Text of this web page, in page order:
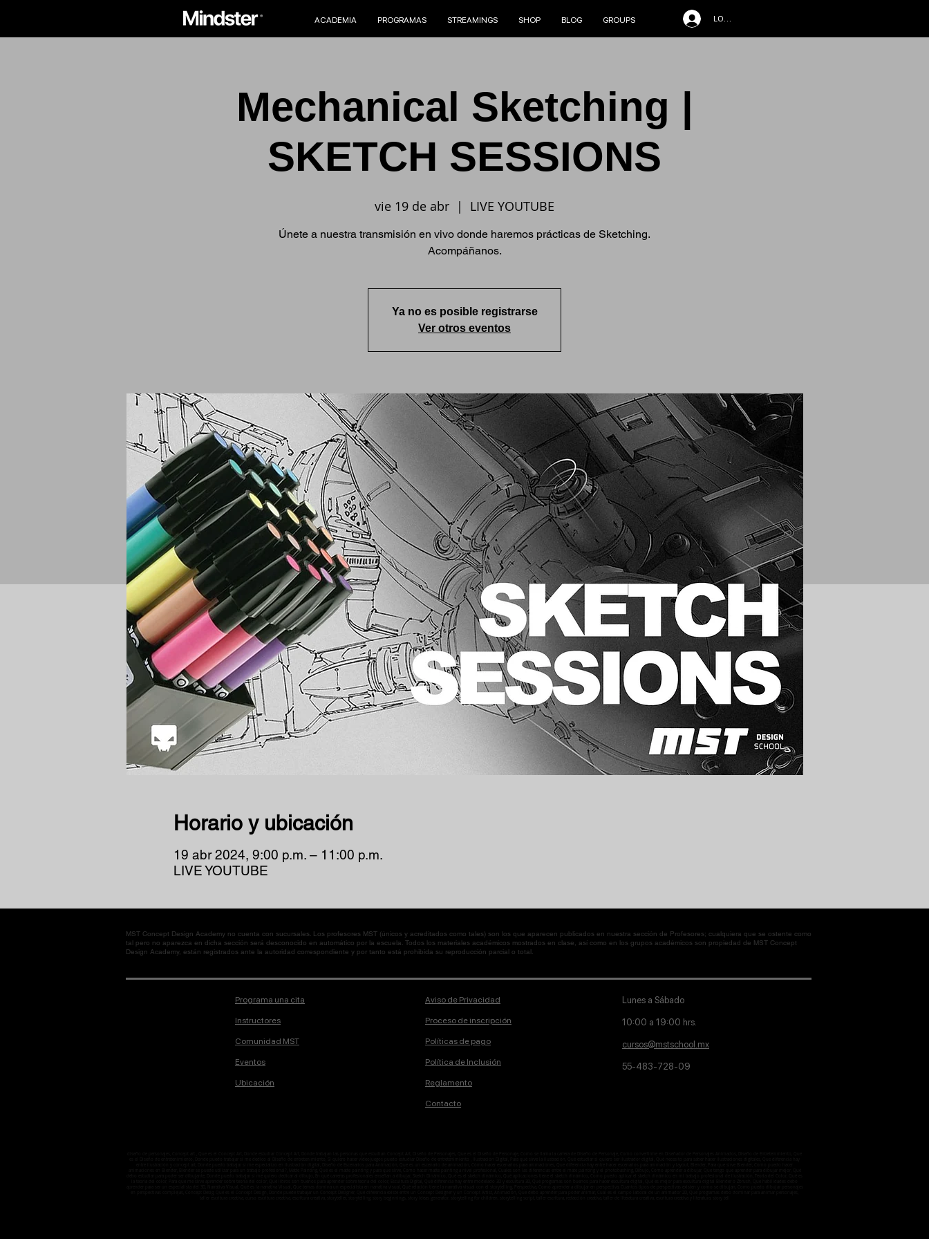
ACADEMIA PROGRAMAS STREAMINGS SHOP BLOG GROUPS LOG IN
Mechanical Sketching |
SKETCH SESSIONS
vie 19 de abr
  |
LIVE YOUTUBE
Únete a nuestra transmisión en vivo donde haremos prácticas de Sketching.
Acompáñanos.
Ya no es posible registrarse
Ver otros eventos
Horario y ubicación
19 abr 2024, 9:00 p.m. – 11:00 p.m.
LIVE YOUTUBE
MST Concept Design Academy no cuenta con sucursales. Los profesores MST (únicos y acreditados como tales) son los que aparecen publicados en nuestra sección de Profesores; cualquiera que se ostente como
tal pero no aparezca en dicha sección será desconocido en automático por la escuela. Todos los materiales académicos mostrados en clase, así como en los grupos académicos son propiedad de MST Concept
Design Academy, están registrados ante la autoridad correspondiente y por tanto está prohibida su reproducción parcial o total.
Programa una cita
Instructores
Comunidad MST
Eventos
Ubicación
Aviso de Privacidad
Proceso de inscripción
Políticas de pago
Política de Inclusión
Reglamento
Contacto
Lunes a Sábado
10:00 a 19:00 hrs.
cursos@mstschool.mx
55-483-728-09